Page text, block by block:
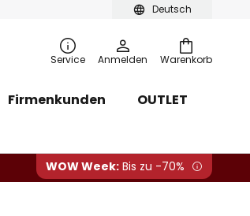
Deutsch
Warenkorb
Service Anmelden
Firmenkunden
OUTLET
WOW Week: Bis zu -70%